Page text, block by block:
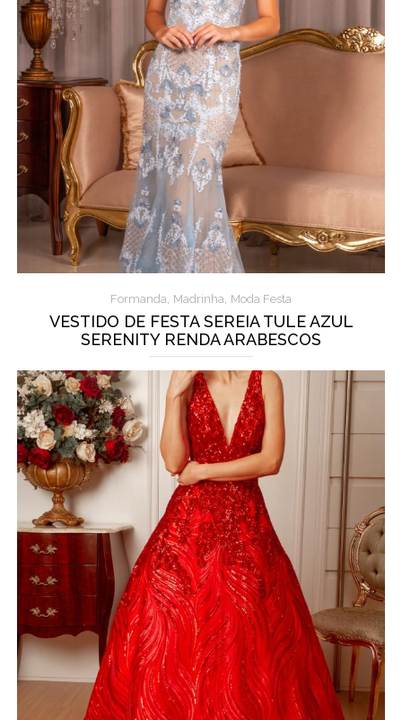
Formanda, Madrinha, Moda Festa
VESTIDO DE FESTA SEREIA TULE AZUL
SERENITY RENDA ARABESCOS